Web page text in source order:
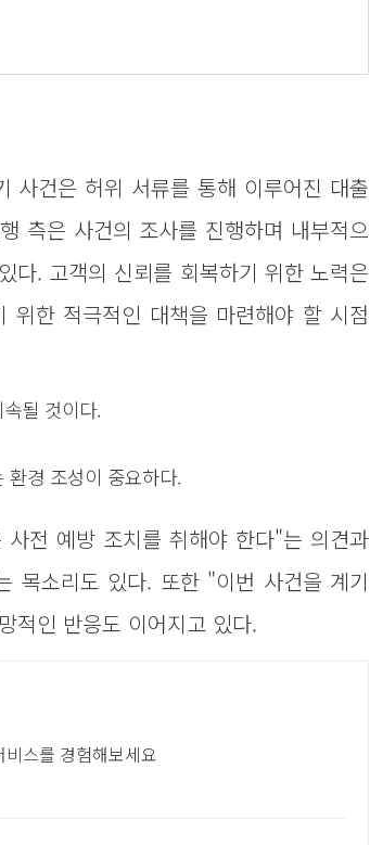
사건은 허위 서류를 통해 이루어진 대출
측은 사건의 조사를 진행하며 내부적으
다. 고객의 신뢰를 회복하기 위한 노력은
위한 적극적인 대책을 마련해야 할 시점
될 것이다.
경 조성이 중요하다.
전 예방 조치를 취해야 한다"는 의견과
목소리도 있다. 또한 "이번 사건을 계기
적인 반응도 이어지고 있다.
스를 경험해보세요